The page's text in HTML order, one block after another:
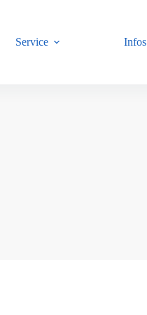
Service Infos